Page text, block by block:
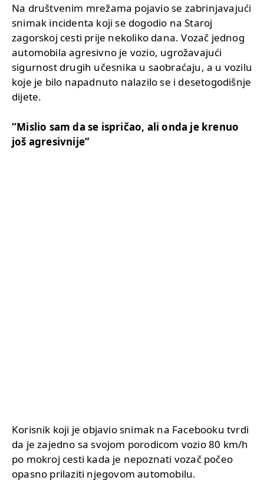
Na društvenim mrežama pojavio se zabrinjavajući
snimak incidenta koji se dogodio na Staroj
zagorskoj cesti prije nekoliko dana. Vozač jednog
automobila agresivno je vozio, ugrožavajući
sigurnost drugih učesnika u saobraćaju, a u vozilu
koje je bilo napadnuto nalazilo se i desetogodišnje
dijete.
“Mislio sam da se ispričao, ali onda je krenuo
još agresivnije”
Korisnik koji je objavio snimak na Facebooku tvrdi
da je zajedno sa svojom porodicom vozio 80 km/h
po mokroj cesti kada je nepoznati vozač počeo
opasno prilaziti njegovom automobilu.